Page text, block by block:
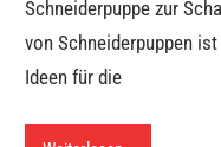
Schneiderpuppe zur
von Schneiderpuppen
Ideen für die